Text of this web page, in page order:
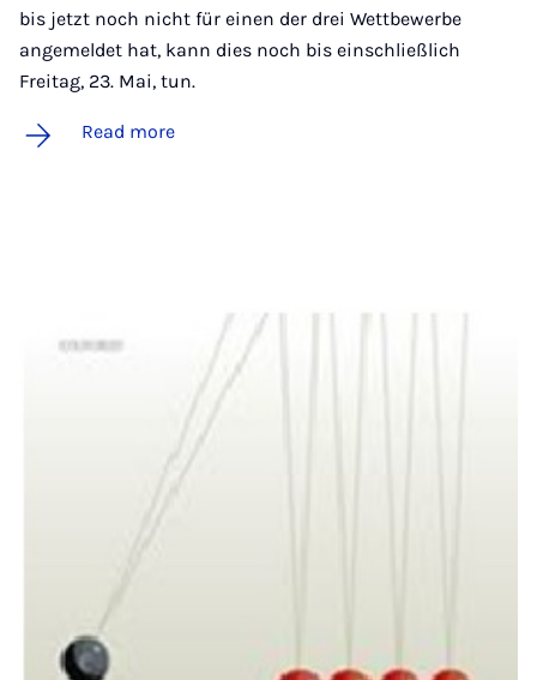
bis jetzt noch nicht für einen der drei Wettbewerbe
angemeldet hat, kann dies noch bis einschließlich
Freitag, 23. Mai, tun.
Read more